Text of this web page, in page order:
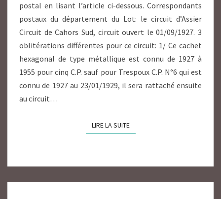
postal en lisant l’article ci-dessous. Correspondants
postaux du département du Lot: le circuit d’Assier
Circuit de Cahors Sud, circuit ouvert le 01/09/1927. 3
oblitérations différentes pour ce circuit: 1/ Ce cachet
hexagonal de type métallique est connu de 1927 à
1955 pour cinq C.P. sauf pour Trespoux C.P. N°6 qui est
connu de 1927 au 23/01/1929, il sera rattaché ensuite
au circuit…
LIRE LA SUITELIRE LA SUITE